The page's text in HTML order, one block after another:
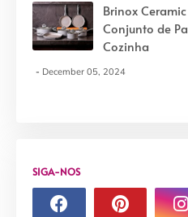
Brinox
Conjunto de
Cozinha
December 05, 2024
SIGA-NOS